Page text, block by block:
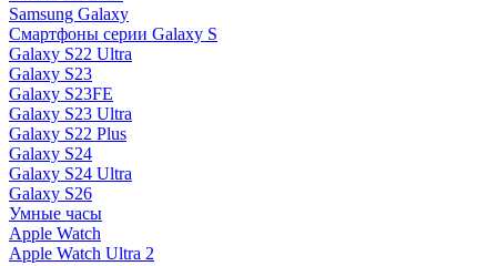
Samsung Galaxy
Смартфоны серии Galaxy S
Galaxy S22 Ultra
Galaxy S23
Galaxy S23FE
Galaxy S23 Ultra
Galaxy S22 Plus
Galaxy S24
Galaxy S24 Ultra
Galaxy S26
Умные часы
Apple Watch
Apple Watch Ultra 2